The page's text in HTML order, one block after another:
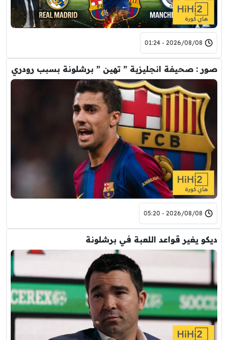
2026/08/08 - 01:24
صور : صحيفة انجليزية ” تهين ” برشلونة بسبب رودري
2026/08/08 - 05:20
ديكو يغير قواعد اللعبة في برشلونة